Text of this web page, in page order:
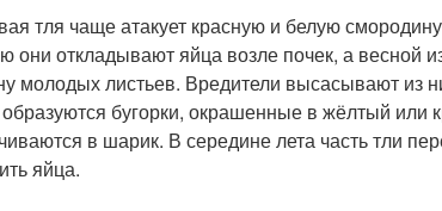
тля чаще атакует красную и белую
они откладывают яйца возле почек, а весной
молодых листьев. Вредители высасывают из
бугорки, окрашенные в жёлтый или
в шарик. В середине лета часть тли
яйца.